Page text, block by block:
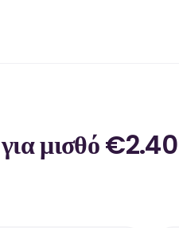
για μισθό